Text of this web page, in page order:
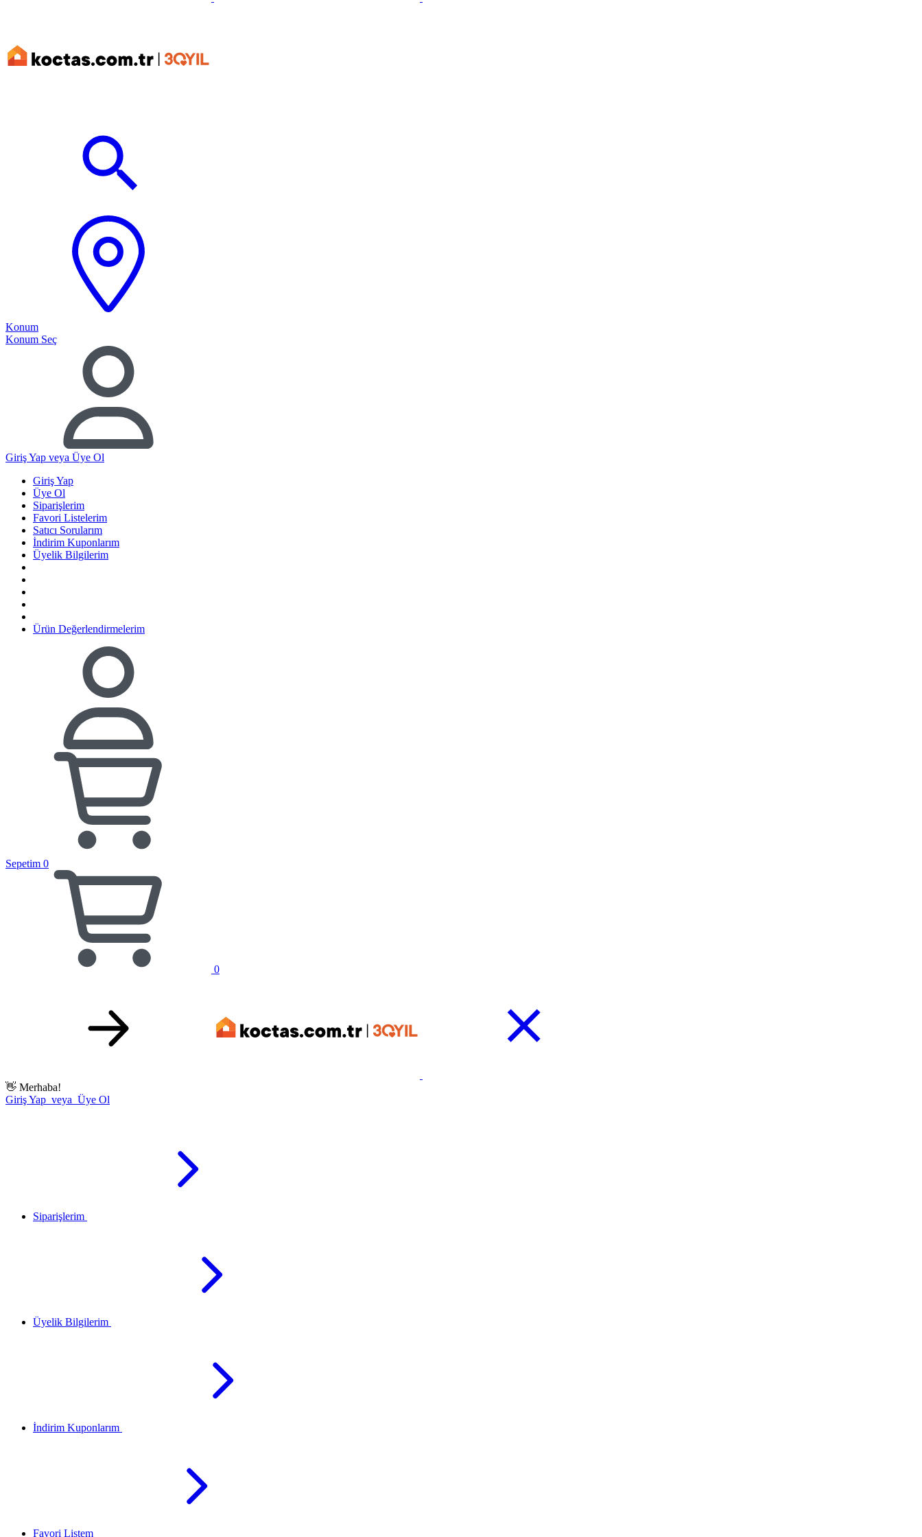
Konum
Konum Seç
Giriş Yap veya Üye Ol
Giriş Yap
Üye Ol
Siparişlerim
Favori Listelerim
Satıcı Sorularım
İndirim Kuponlarım
Üyelik Bilgilerim
Ürün Değerlendirmelerim
Sepetim 0
0
👋 Merhaba!
Giriş Yap veya Üye Ol
Siparişlerim
Üyelik Bilgilerim
İndirim Kuponlarım
Favori Listem